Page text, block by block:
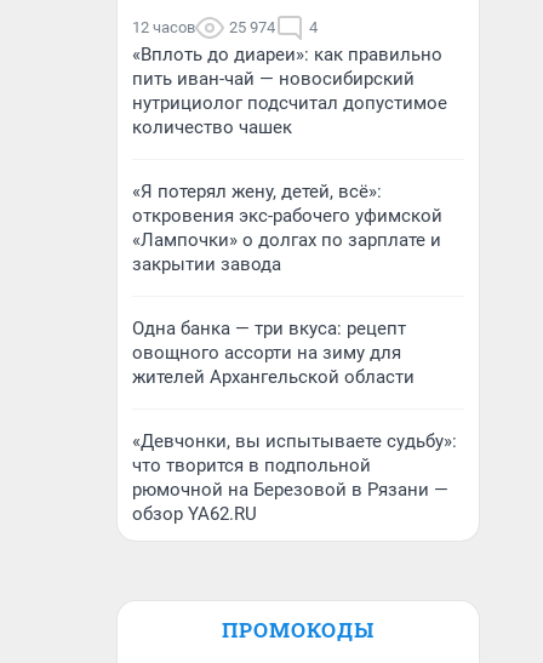
12 часов 25 974 4
«Вплоть до диареи»: как правильно
пить иван-чай — новосибирский
нутрициолог подсчитал допустимое
количество чашек
«Я потерял жену, детей, всё»:
откровения экс-рабочего уфимской
«Лампочки» о долгах по зарплате и
закрытии завода
Одна банка — три вкуса: рецепт
овощного ассорти на зиму для
жителей Архангельской области
«Девчонки, вы испытываете судьбу»:
что творится в подпольной
рюмочной на Березовой в Рязани —
обзор YA62.RU
ПРОМОКОДЫ